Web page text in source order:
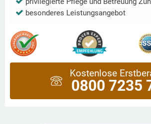
besonderes Leistungsangebot
Kostenlose
0800 7235